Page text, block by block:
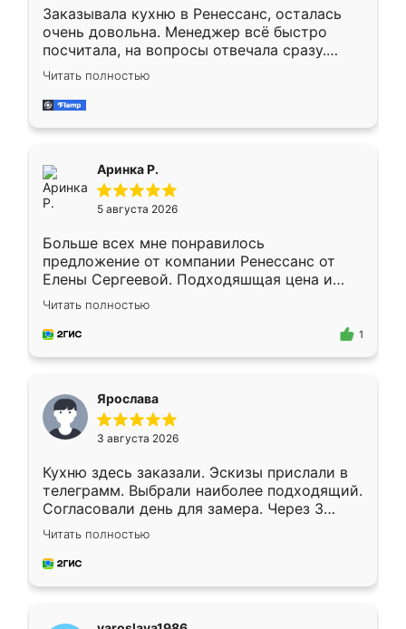
Заказывала кухню в Ренессанс, осталась
очень довольна. Менеджер всё быстро
посчитала, на вопросы отвечала сразу.
Замерщик приехал в субботу, подошёл к
делу со всей ответственностью. Собрали
за день, ребята работали аккуратно, даже
Читать полностью
Аринка Р.
5 августа 2026
Больше всех мне понравилось
предложение от компании Ренессанс от
Елены Сергеевой. Подходяшщая цена и
короткие сроки изготовления. Приехавший
для замера сотрудник Владислав
предложил по моему эскизу самый
Читать полностью
1
Ярослава
3 августа 2026
Кухню здесь заказали. Эскизы прислали в
телеграмм. Выбрали наиболее подходящий.
Согласовали день для замера. Через 3
недели кухня была уже готова. Остались
довольны работой. Спасибо Ренессанс
мебель за качественную работу!
Читать полностью